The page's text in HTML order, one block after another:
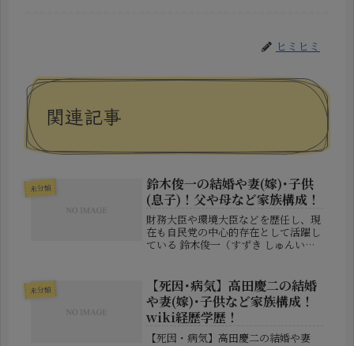
ヒミヒミ
関連記事
未分類
鈴木俊一の結婚や妻(嫁)･子供
(息子)！父や母など家族構成！
財務大臣や環境大臣などを歴任し、現
在も自民党の中心的存在として活躍し
ている 鈴木俊一（すずき しゅんい
に優れた議員として評価されていま
す。1953年4月13日生まれの岩手県...
未分類
【死因･病気】高田慶二の結婚
や妻(嫁)･子供など家族構成！
wiki経歴学歴！
【死因・病気】高田慶二の結婚や妻